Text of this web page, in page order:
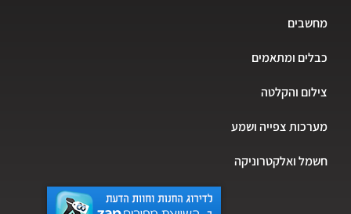
מחשבים
כבלים ומתאמים
צילום והקלטה
מערכות צפייה ושמע
חשמל ואלקטרוניקה